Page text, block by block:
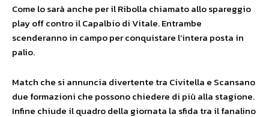
Come lo sarà anche per il Ribolla chiamato allo spareggio
play off contro il Capalbio di Vitale. Entrambe
scenderanno in campo per conquistare l’intera posta in
palio.
Match che si annuncia divertente tra Civitella e Scansano
due formazioni che possono chiedere di più alla stagione.
Infine chiude il quadro della giornata la sfida tra il fanalino